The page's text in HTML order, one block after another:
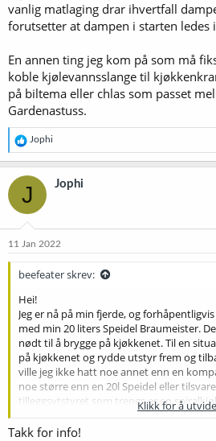
vanlig matlaging drar ihvertfall
forutsetter at dampen i starten ledes
En annen ting jeg kom på som må
koble kjølevannsslange til
på biltema eller chlas som passet
Gardenastuss.
R
e
a
k
s
j
o
e
Jophi
J Jophi
11 Jan 2022
beefeater skrev:
Hei!
Jeg er nå på min fjerde, og
med min 20 liters Speidel Braumeister.
nødt til å brygge på kjøkkenet. Til en
på kjøkkenet og rydde utstyr frem og
ville jeg ikke hatt noe annet enn en
noe større enn en 20l Speidel eller
tilleggsytstyret som trengs er en
ventilatorslange og en gryte på 12l eller
Jeg satte min på en lav krakk foran
Klikk for å
Takk for info!